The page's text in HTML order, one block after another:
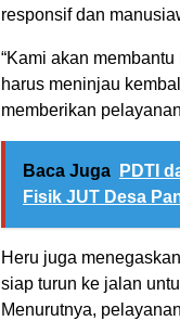
responsif dan
“Kami akan
harus meninjau
memberikan
Baca Juga
PDTI
Fisik JUT Desa
Heru juga
siap turun ke jalan
Menurutnya,